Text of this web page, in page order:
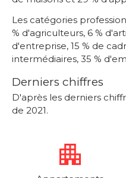
Les catégories
% d'agriculteurs, 6 %
d'entreprise, 15 % de
intermédiaires, 35 %
Derniers chiffres
D'après les derniers
de 2021.